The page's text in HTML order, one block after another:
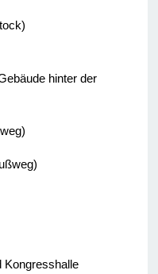
hinter der
Kongresshalle